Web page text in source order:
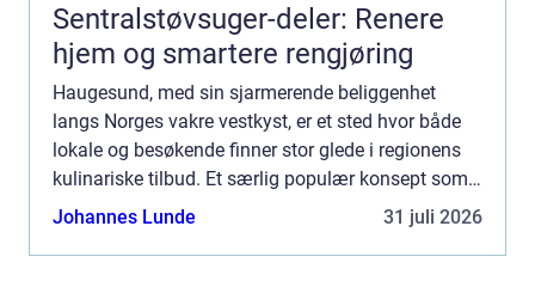
Sentralstøvsuger-deler: Renere
hjem og smartere rengjøring
Haugesund, med sin sjarmerende beliggenhet
langs Norges vakre vestkyst, er et sted hvor både
lokale og besøkende finner stor glede i regionens
kulinariske tilbud. Et særlig populær konsept som
virkelig lar lokalkulturen skinn...
Johannes Lunde 31 juli 2026